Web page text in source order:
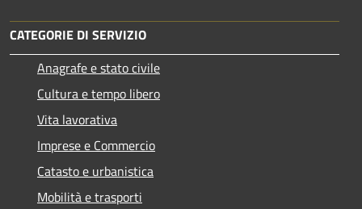
CATEGORIE DI SERVIZIO
Anagrafe e stato civile
Cultura e tempo libero
Vita lavorativa
Imprese e Commercio
Catasto e urbanistica
Mobilità e trasporti